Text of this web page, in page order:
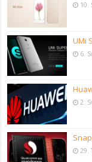
10.
UMi
6.
2.
29.